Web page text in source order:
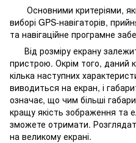
Основними критеріями,
виборі GPS-навігаторів,
та навігаційне програмне
Від розміру екрану
пристрою. Окрім того, даний
кілька наступних
виводиться на екран, і
означає, що чим більші
кращу якість зображення та
зможете отримати.
на великому екрані.